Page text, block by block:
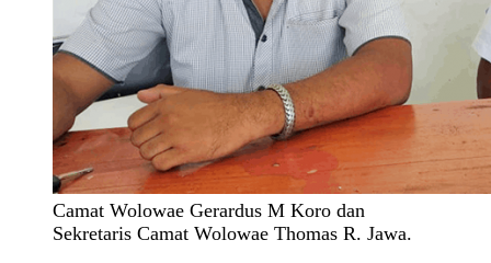
Camat Wolowae Gerardus M Koro dan
Sekretaris Camat Wolowae Thomas R. Jawa.